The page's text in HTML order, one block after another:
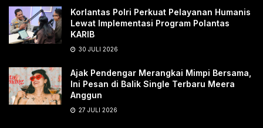
Korlantas Polri Perkuat Pelayanan Humanis
Lewat Implementasi Program Polantas
KARIB
30 JULI 2026
Ajak Pendengar Merangkai Mimpi Bersama,
Ini Pesan di Balik Single Terbaru Meera
Anggun
27 JULI 2026